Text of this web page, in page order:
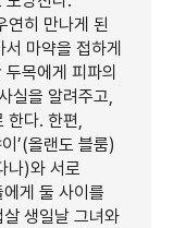
연히 만나게 된
마약을 접하게
목에게 피파의
실을 알려주고,
한다. 한편,
’(올랜도 블룸)
나)와 서로
게 둘 사이를
생일날 그녀와